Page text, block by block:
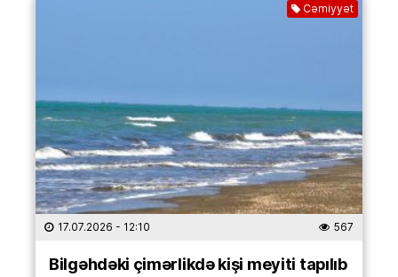
Cəmiyyət
17.07.2026 - 12:10 567
Bilgəhdəki çimərlikdə kişi meyiti tapılıb